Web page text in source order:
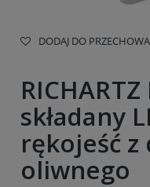
DODAJ DO
składany
rękojeść z
oliwnego